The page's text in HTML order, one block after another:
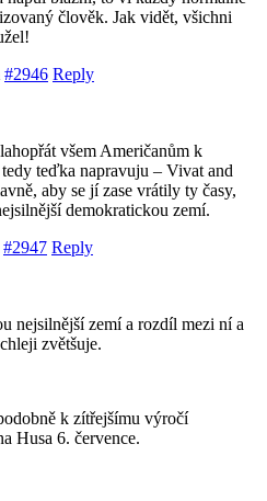
člověk. Jak vidět, všichni
#2946 Reply
všem Američanům k
teďka napravuju – Vivat and
aby se jí zase vrátily ty časy,
demokratickou zemí.
#2947 Reply
nejsilnější zemí a rozdíl mezi ní a
zvětšuje.
k zítřejšímu výročí
Husa 6. července.